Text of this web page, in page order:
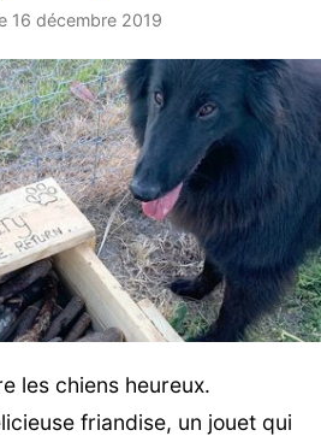
16 décembre 2019
les chiens heureux.
friandise, un jouet qui